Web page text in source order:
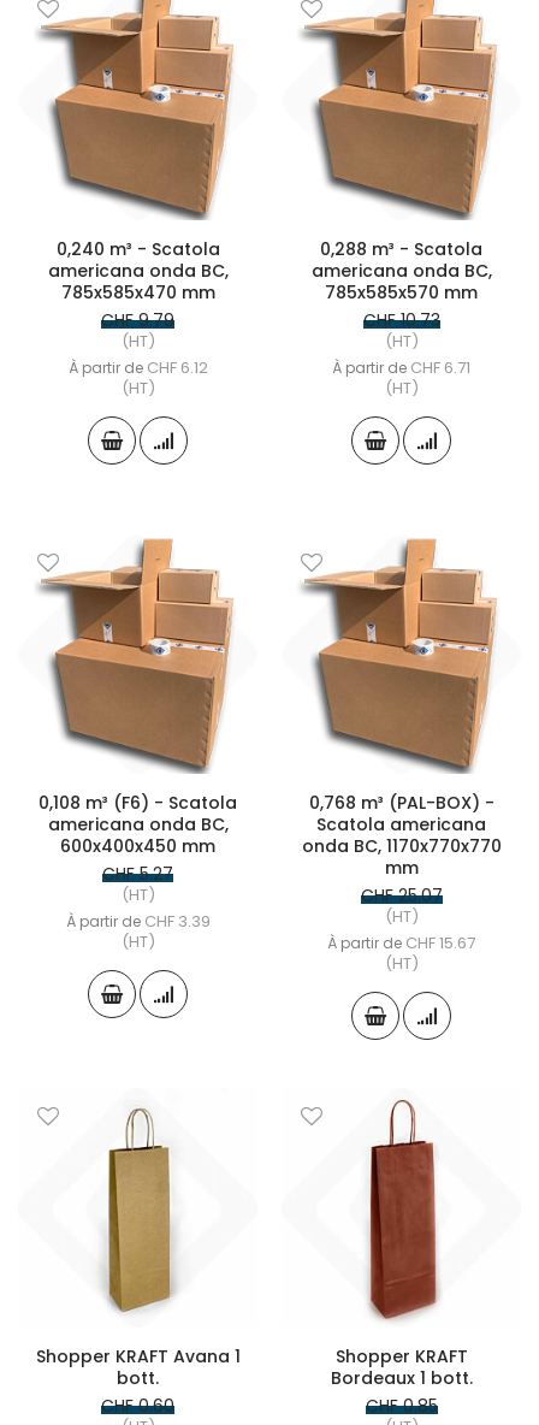
0,240 m³ - Scatola
americana onda BC,
785x585x470 mm
CHF 9.79
(HT)
À partir de CHF 6.12
(HT)
0,288 m³ - Scatola
americana onda BC,
785x585x570 mm
CHF 10.73
(HT)
À partir de CHF 6.71
(HT)
0,108 m³ (F6) - Scatola
americana onda BC,
600x400x450 mm
CHF 5.27
(HT)
À partir de CHF 3.39
(HT)
0,768 m³ (PAL-BOX) -
Scatola americana
onda BC, 1170x770x770
mm
CHF 25.07
(HT)
À partir de CHF 15.67
(HT)
Shopper KRAFT Avana 1
bott.
CHF 0.60
Shopper KRAFT
Bordeaux 1 bott.
CHF 0.85